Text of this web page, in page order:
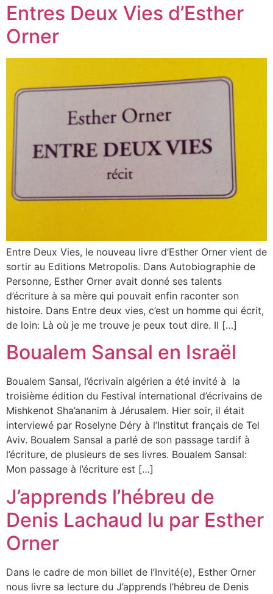
Entres Deux Vies d’Esther
Orner
Entre Deux Vies, le nouveau livre d’Esther Orner vient de
sortir au Editions Metropolis. Dans Autobiographie de
Personne, Esther Orner avait donné ses talents
d’écriture à sa mère qui pouvait enfin raconter son
histoire. Dans Entre deux vies, c’est un homme qui écrit,
de loin: Là où je me trouve je peux tout dire. Il […]
Boualem Sansal en Israël
Boualem Sansal, l’écrivain algérien a été invité à la
troisième édition du Festival international d’écrivains de
Mishkenot Sha’ananim à Jérusalem. Hier soir, il était
interviewé par Roselyne Déry à l’Institut français de Tel
Aviv. Boualem Sansal a parlé de son passage tardif à
l’écriture, de plusieurs de ses livres. Boualem Sansal:
Mon passage à l’écriture est […]
J’apprends l’hébreu de
Denis Lachaud lu par Esther
Orner
Dans le cadre de mon billet de l’Invité(e), Esther Orner
nous livre sa lecture du J’apprends l’hébreu de Denis